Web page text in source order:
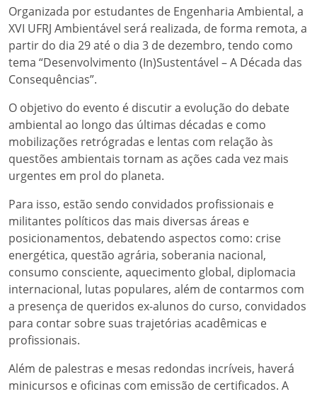
Organizada por estudantes de Engenharia Ambiental, a
XVI UFRJ Ambientável será realizada, de forma remota, a
partir do dia 29 até o dia 3 de dezembro, tendo como
tema “Desenvolvimento (In)Sustentável – A Década das
Consequências”.
O objetivo do evento é discutir a evolução do debate
ambiental ao longo das últimas décadas e como
mobilizações retrógradas e lentas com relação às
questões ambientais tornam as ações cada vez mais
urgentes em prol do planeta.
Para isso, estão sendo convidados profissionais e
militantes políticos das mais diversas áreas e
posicionamentos, debatendo aspectos como: crise
energética, questão agrária, soberania nacional,
consumo consciente, aquecimento global, diplomacia
internacional, lutas populares, além de contarmos com
a presença de queridos ex-alunos do curso, convidados
para contar sobre suas trajetórias acadêmicas e
profissionais.
Além de palestras e mesas redondas incríveis, haverá
minicursos e oficinas com emissão de certificados. A